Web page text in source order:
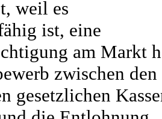
weil es
ist, eine
am Markt
zwischen den
gesetzlichen